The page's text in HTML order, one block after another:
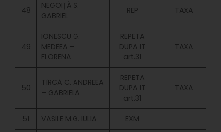
48
NEGOIȚĂ S.
GABRIEL
REP TAXA
49
IONESCU G.
MEDEEA –
FLORENA
REPETA
DUPA IT
art.31
TAXA
50
TÎRCĂ C. ANDREEA
– GABRIELA
REPETA
DUPA IT
art.31
TAXA
51 VASILE M.G. IULIA EXM